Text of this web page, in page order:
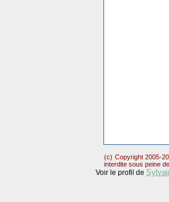
(c) Copyright 2005-
interdite sous peine
Voir le profil de